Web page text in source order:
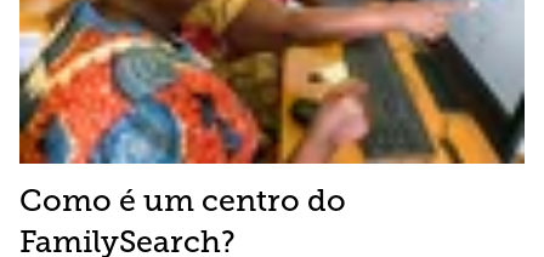
Como é um centro do
FamilySearch?